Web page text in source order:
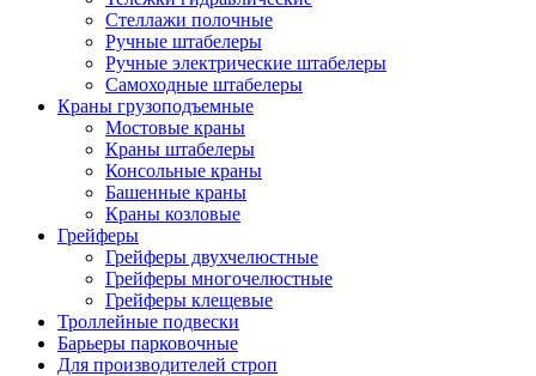
Cтеллажи полочные
Ручные штабелеры
Ручные электрические штабелеры
Самоходные штабелеры
Краны грузоподъемные
Мостовые краны
Краны штабелеры
Консольные краны
Башенные краны
Краны козловые
Грейферы
Грейферы двухчелюстные
Грейферы многочелюстные
Грейферы клещевые
Троллейные подвески
Барьеры парковочные
Для производителей строп